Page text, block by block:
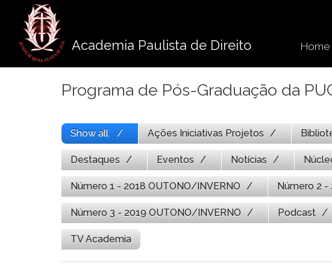
conteúdo
Academia Paulista de Direito Home
Programa de Pós-Graduação da
Show all Ações Iniciativas Projetos
Destaques Eventos Notícias
Número 1 - 2018 OUTONO/INVERNO Número 2 -
Número 3 - 2019 OUTONO/INVERNO Podcast
TV Academia